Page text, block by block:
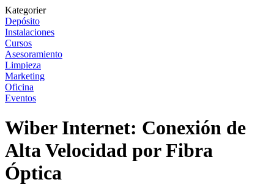
Kategorier
Depósito
Instalaciones
Cursos
Asesoramiento
Limpieza
Marketing
Oficina
Eventos
Wiber Internet: Conexión de
Alta Velocidad por Fibra
Óptica